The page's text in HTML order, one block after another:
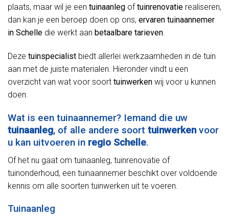
plaats, maar wil je een tuinaanleg of tuinrenovatie realiseren,
dan kan je een beroep doen op ons, ervaren tuinaannemer
in Schelle die werkt aan betaalbare tarieven.
Deze tuinspecialist biedt allerlei werkzaamheden in de tuin
aan met de juiste materialen. Hieronder vindt u een
overzicht van wat voor soort tuinwerken wij voor u kunnen
doen.
Wat is een tuinaannemer? Iemand die uw
tuinaanleg, of alle andere soort tuinwerken voor
u kan uitvoeren in regio Schelle.
Of het nu gaat om tuinaanleg, tuinrenovatie of
tuinonderhoud, een tuinaannemer beschikt over voldoende
kennis om alle soorten tuinwerken uit te voeren.
Tuinaanleg